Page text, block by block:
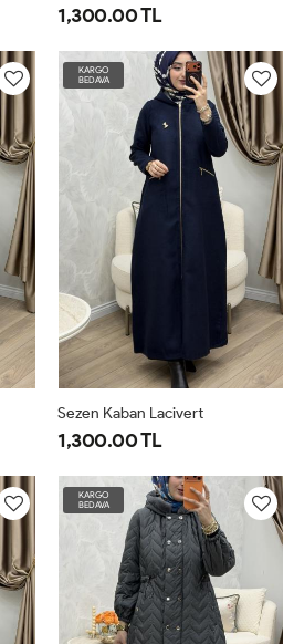
52
1-
4042
2-
4446
3-
4850
4-
5254
1,300.00 TL
KARGO
BEDAVA
1-
4042
2-
4446
3-
4850
4-
5254
Sezen Kaban Lacivert
1,300.00 TL
KARGO
BEDAVA